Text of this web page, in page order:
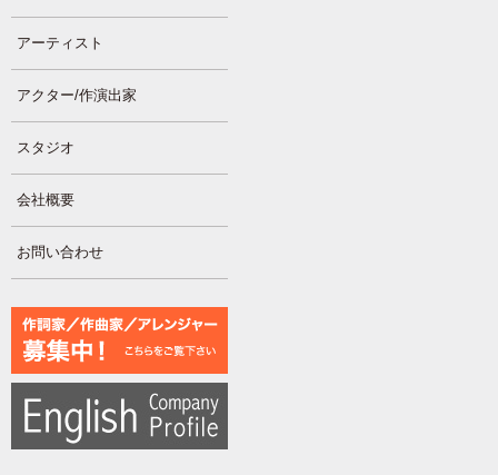
アーティスト
アクター/作演出家
スタジオ
会社概要
お問い合わせ